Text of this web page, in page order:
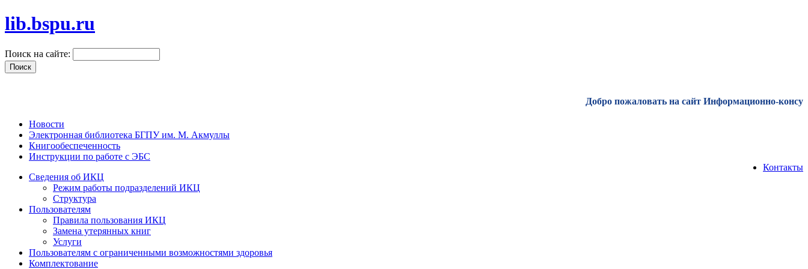
lib.bspu.ru
Поиск на сайте:
Добро пожаловать на сайт Информационно-
Новости
Электронная библиотека БГПУ им. М. Акмуллы
Книгообеспеченность
Инструкции по работе с ЭБС
Контакты
Сведения об ИКЦ
Режим работы подразделений ИКЦ
Структура
Пользователям
Правила пользования ИКЦ
Замена утерянных книг
Услуги
Пользователям с ограниченными возможностями здоровья
Комплектование